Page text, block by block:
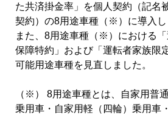
た共済掛金率」を個人契約（記名
契約）の8用途車種（※）に導入し
また、8用途車種（※）における
保障特約」および「運転者家族限
可能用途車種を見直しました。
（※） 8用途車種とは、自家用普
乗用車・自家用軽（四輪）乗用車